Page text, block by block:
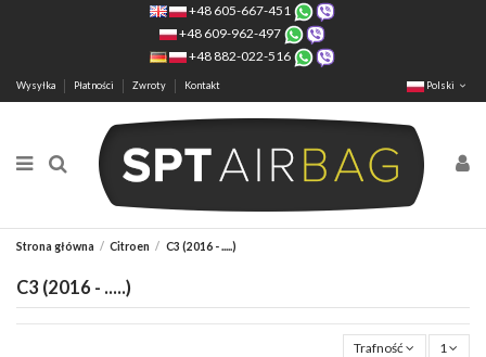
+48 605-667-451
+48 609-962-497
+48 882-022-516
Wysyłka Płatności Zwroty Kontakt Polski
Strona główna Citroen C3 (2016 - .....)
C3 (2016 - .....)
Trafność 1